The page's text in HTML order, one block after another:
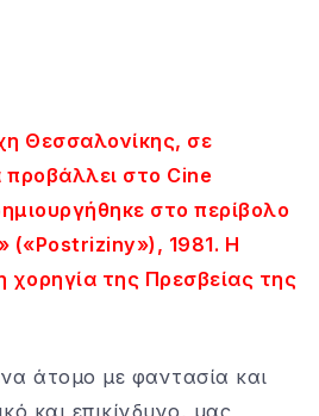
Θεσσαλονίκης, σε
στο Cine
στο περίβολο
(«Postriziny»), 1981. Η
χορηγία της Πρεσβείας της
άτομο με φαντασία και